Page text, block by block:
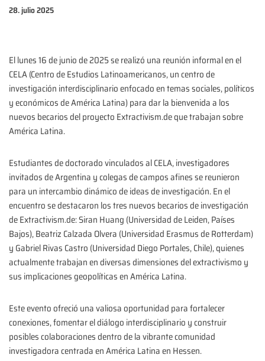
28. julio 2025
El lunes 16 de junio de 2025 se realizó una reunión informal en el
CELA (Centro de Estudios Latinoamericanos, un centro de
investigación interdisciplinario enfocado en temas sociales, políticos
y económicos de América Latina) para dar la bienvenida a los
nuevos becarios del proyecto Extractivism.de que trabajan sobre
América Latina.
Estudiantes de doctorado vinculados al CELA, investigadores
invitados de Argentina y colegas de campos afines se reunieron
para un intercambio dinámico de ideas de investigación. En el
encuentro se destacaron los tres nuevos becarios de investigación
de Extractivism.de: Siran Huang (Universidad de Leiden, Países
Bajos), Beatriz Calzada Olvera (Universidad Erasmus de Rotterdam)
y Gabriel Rivas Castro (Universidad Diego Portales, Chile), quienes
actualmente trabajan en diversas dimensiones del extractivismo y
sus implicaciones geopolíticas en América Latina.
Este evento ofreció una valiosa oportunidad para fortalecer
conexiones, fomentar el diálogo interdisciplinario y construir
posibles colaboraciones dentro de la vibrante comunidad
investigadora centrada en América Latina en Hessen.